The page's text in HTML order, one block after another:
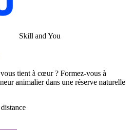
Skill and You
tient à cœur ? Formez-vous à
animalier dans une réserve naturelle